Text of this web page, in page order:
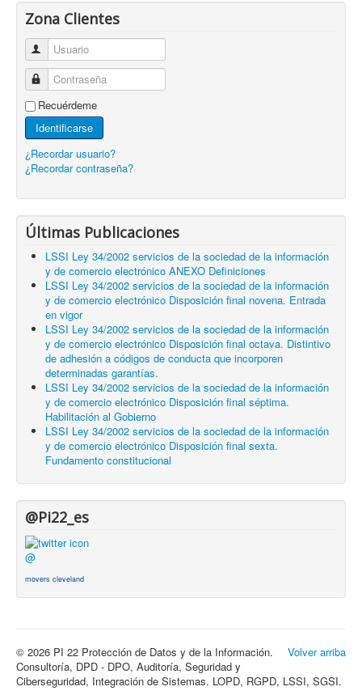
Zona Clientes
Usuario
Contraseña
Recuérdeme
Identificarse
¿Recordar usuario?
¿Recordar contraseña?
Últimas Publicaciones
LSSI Ley 34/2002 servicios de la sociedad de la información
y de comercio electrónico ANEXO Definiciones
LSSI Ley 34/2002 servicios de la sociedad de la información
y de comercio electrónico Disposición final novena. Entrada
en vigor
LSSI Ley 34/2002 servicios de la sociedad de la información
y de comercio electrónico Disposición final octava. Distintivo
de adhesión a códigos de conducta que incorporen
determinadas garantías.
LSSI Ley 34/2002 servicios de la sociedad de la información
y de comercio electrónico Disposición final séptima.
Habilitación al Gobierno
LSSI Ley 34/2002 servicios de la sociedad de la información
y de comercio electrónico Disposición final sexta.
Fundamento constitucional
@Pi22_es
@
movers cleveland
Volver arriba
© 2026 PI 22 Protección de Datos y de la Información.
Consultoría, DPD - DPO, Auditoría, Seguridad y
Ciberseguridad, Integración de Sistemas. LOPD, RGPD, LSSI, SGSI.